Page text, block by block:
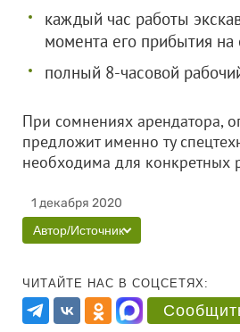
каждый час работы
момента его прибытия на
полный 8-часовой
При сомнениях арендатора,
предложит именно ту
необходима для
1 декабря 2020
Автор/Источник
ЧИТАЙТЕ НАС В СОЦСЕТЯХ: